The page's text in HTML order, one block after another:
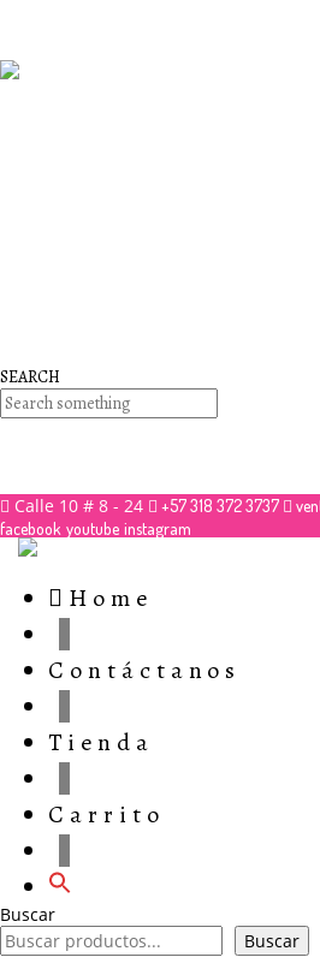
SEARCH
Calle 10 # 8 - 24
+57 318 372 3737
facebook youtube instagram
Home
Contáctanos
Tienda
Carrito
Buscar
Buscar